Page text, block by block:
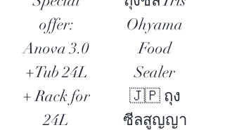
offer:
Anova 3.0
+Tub 24L
+ Rack for
24L
Ohyama
Food
Sealer
🇯🇵 ถุง
ซีลสูญญา